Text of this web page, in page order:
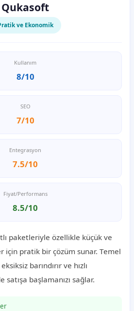
Qukasoft
ve Ekonomik
Kullanım
8/10
SEO
7/10
Entegrasyon
7.5/10
Fiyat/Performans
8.5/10
paketleriyle özellikle küçük ve
için pratik bir çözüm sunar. Temel
barındırır ve hızlı
satışa başlamanızı sağlar.